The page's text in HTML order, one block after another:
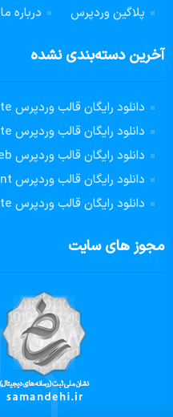
پلاگین وردپرس
درباره ما
آخرین دسته‌بندی نشده
دانلود رایگان قالب وردپرس Real Estate Lite فارسی
دانلود رایگان قالب وردپرس Foodeez Lite فارسی
دانلود رایگان قالب وردپرس Portfolio Web فارسی
دانلود رایگان قالب وردپرس Food Hunt فارسی
دانلود رایگان قالب وردپرس Hasten Lite فارسی
مجوز های سایت